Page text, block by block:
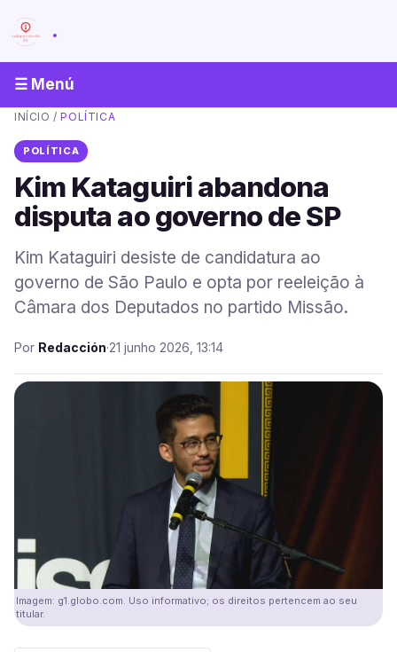
.
☰ Menú
INÍCIO /POLÍTICA
POLÍTICA
Kim Kataguiri abandona
disputa ao governo de SP
Kim Kataguiri desiste de candidatura ao
governo de São Paulo e opta por reeleição à
Câmara dos Deputados no partido Missão.
Por Redacción·21 junho 2026, 13:14
Imagem: g1.globo.com. Uso informativo; os direitos pertencem ao seu
titular.